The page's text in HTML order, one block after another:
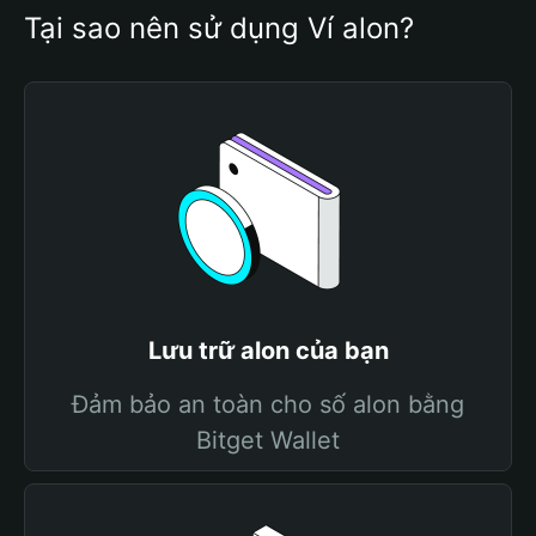
Tại sao nên sử dụng Ví alon?
Lưu trữ alon của bạn
Đảm bảo an toàn cho số alon bằng
Bitget Wallet